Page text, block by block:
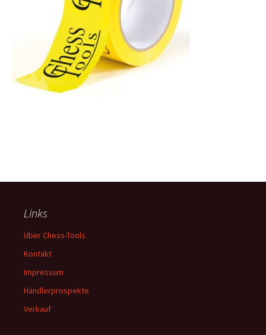
Links
Über Chess-Tools
Kontakt
Impressum
Händlerprospekte
Verkauf